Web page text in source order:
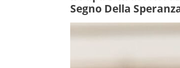
Segno Della